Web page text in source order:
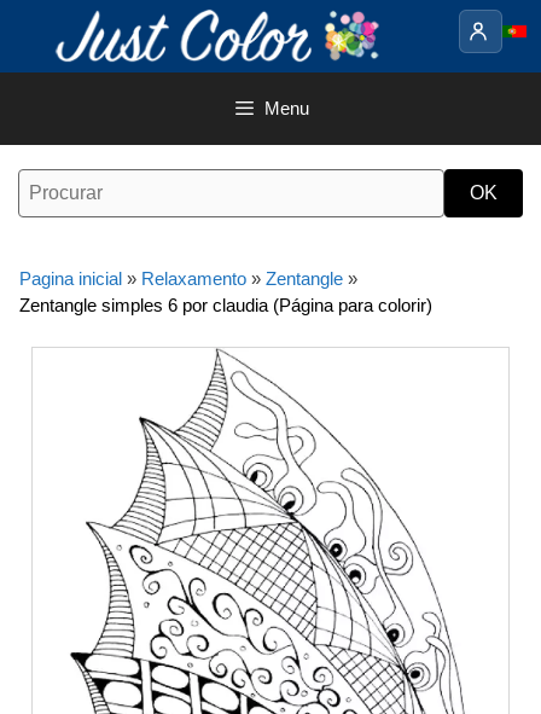
o
Menu
Pagina inicial » Relaxamento » Zentangle »
Zentangle simples 6 por claudia (Página para colorir)